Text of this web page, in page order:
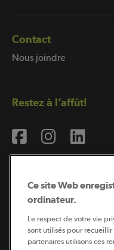
Contact
Nous joindre
Restez à l’affût!
Ce site Web
ordinateur.
Le respect de votre vie
sont utilisés pour
partenaires utilisons ces